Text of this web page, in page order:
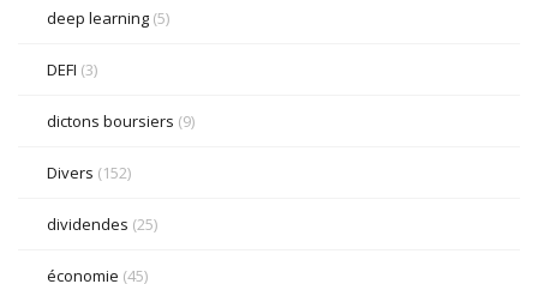
deep learning (5)
DEFI (3)
dictons boursiers (9)
Divers (152)
dividendes (25)
économie (45)